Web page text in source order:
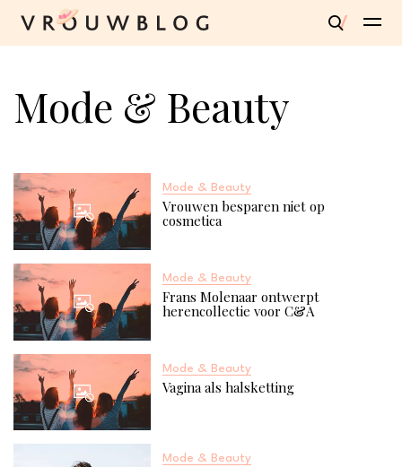
Mode & Beauty
Mode & Beauty
Vrouwen besparen niet op
cosmetica
Mode & Beauty
Frans Molenaar ontwerpt
herencollectie voor C&A
Mode & Beauty
Vagina als halsketting
Mode & Beauty